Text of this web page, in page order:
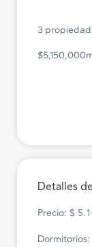
3
Detalles
Precio: $
Dormitorios: